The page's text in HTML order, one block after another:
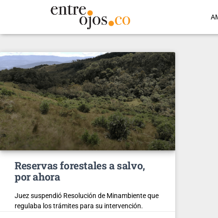
Reservas forestales a salvo,
por ahora
Juez suspendió Resolución de Minambiente que
regulaba los trámites para su intervención.